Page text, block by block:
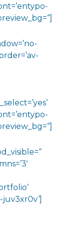
juv3xr0v‘]